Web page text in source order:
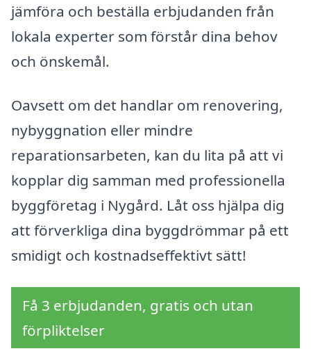
jämföra och beställa erbjudanden från
lokala experter som förstår dina behov
och önskemål.
Oavsett om det handlar om renovering,
nybyggnation eller mindre
reparationsarbeten, kan du lita på att vi
kopplar dig samman med professionella
byggföretag i Nygård. Låt oss hjälpa dig
att förverkliga dina byggdrömmar på ett
smidigt och kostnadseffektivt sätt!
Få 3 erbjudanden, gratis och utan
förpliktelser